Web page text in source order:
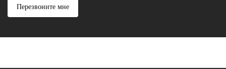
Перезвоните мне